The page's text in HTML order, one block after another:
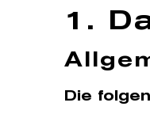
1.
Die